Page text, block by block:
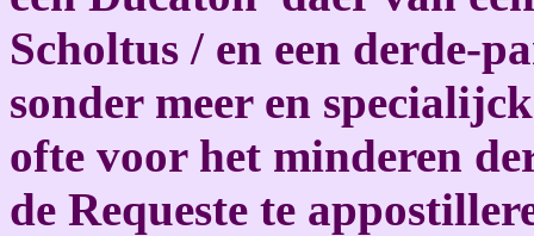
Scholtus / en een derde-
sonder meer en
ofte voor het minderen
de Requeste te